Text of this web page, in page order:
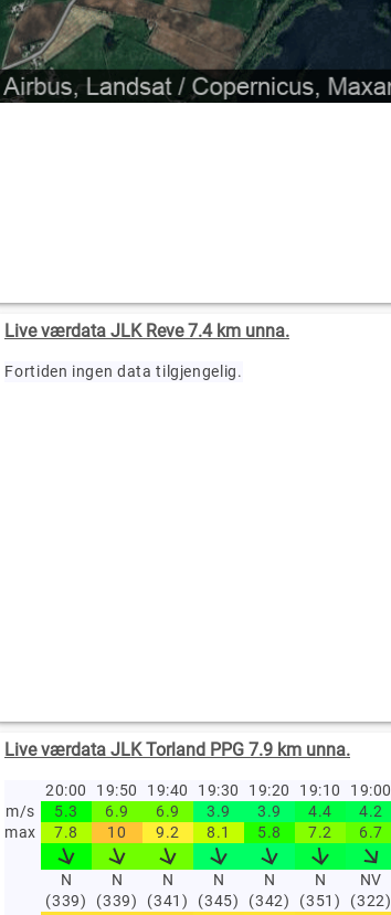
Live værdata JLK Reve 7.4 km unna.
Fortiden ingen data tilgjengelig.
Live værdata JLK Torland PPG 7.9 km unna.
20:00 19:50 19:40 19:30 19:20 19:10 19:00
m/s
5.3 6.9 6.9 3.9 3.9 4.4 4.2
max
7.8 10 9.2 8.1 5.8 7.2 6.7
N
(339)
N
(339)
N
(341)
N
(345)
N
(342)
N
(351)
NV
(322)